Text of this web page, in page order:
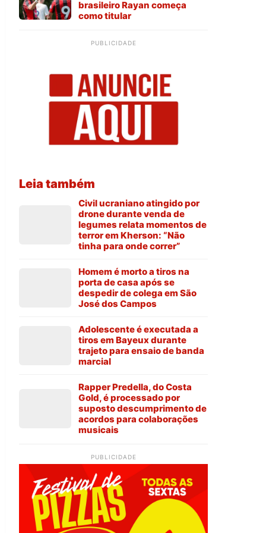
brasileiro Rayan começa
como titular
PUBLICIDADE
Leia também
Civil ucraniano atingido por
drone durante venda de
legumes relata momentos de
terror em Kherson: “Não
tinha para onde correr”
Homem é morto a tiros na
porta de casa após se
despedir de colega em São
José dos Campos
Adolescente é executada a
tiros em Bayeux durante
trajeto para ensaio de banda
marcial
Rapper Predella, do Costa
Gold, é processado por
suposto descumprimento de
acordos para colaborações
musicais
PUBLICIDADE